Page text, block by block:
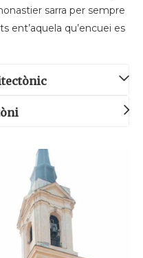
sarra per sempre
ent’aquela qu’encuei es